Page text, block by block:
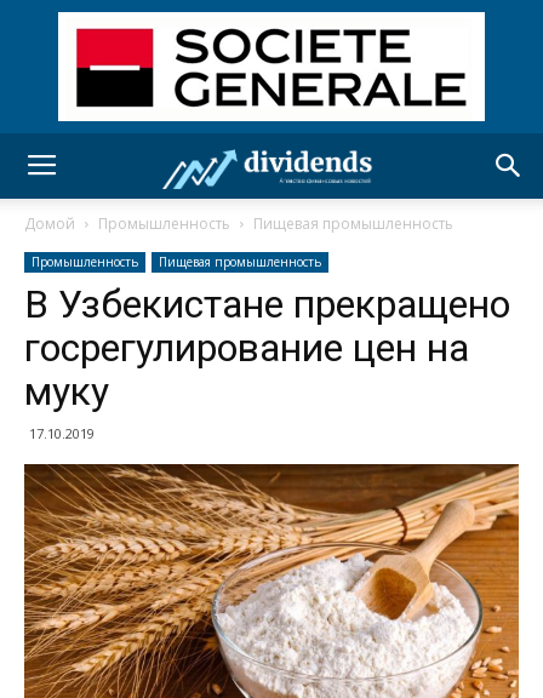
Домой Промышленность Пищевая промышленность
Промышленность Пищевая промышленность
В Узбекистане прекращено
госрегулирование цен на
муку
17.10.2019